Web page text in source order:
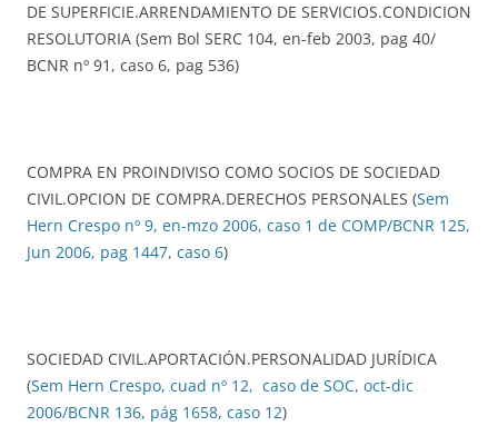
DE SUPERFICIE.ARRENDAMIENTO DE SERVICIOS.CONDICION
RESOLUTORIA (Sem Bol SERC 104, en-feb 2003, pag 40/
BCNR nº 91, caso 6, pag 536)
COMPRA EN PROINDIVISO COMO SOCIOS DE SOCIEDAD
CIVIL.OPCION DE COMPRA.DERECHOS PERSONALES (Sem
Hern Crespo nº 9, en-mzo 2006, caso 1 de COMP/BCNR 125,
Jun 2006, pag 1447, caso 6)
SOCIEDAD CIVIL.APORTACIÓN.PERSONALIDAD JURÍDICA
(Sem Hern Crespo, cuad nº 12, caso de SOC, oct-dic
2006/BCNR 136, pág 1658, caso 12)